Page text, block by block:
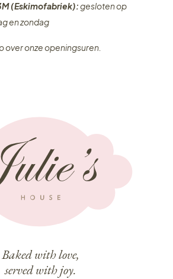
(Eskimofabriek):gesloten op
en zondag
over onze openingsuren.
Baked with love,
served with joy.